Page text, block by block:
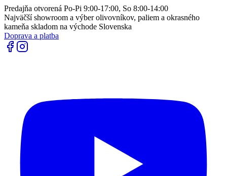
Predajňa otvorená Po-Pi 9:00-17:00, So 8:00-14:00
Najväčší showroom a výber olivovníkov, paliem a okrasného
kameňa skladom na východe Slovenska
Doprava a platba